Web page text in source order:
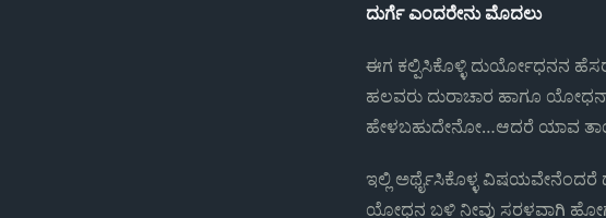
ದುರ್ಗೆ ಎಂದರೇನು ಮೊದಲು
ಈಗ ಕಲ್ಪಿಸಿಕೊಳ್ಳಿ ದುರ್ಯೋಧನನ
ಹಲವರು ದುರಾಚಾರ ಹಾಗೂ
ಹೇಳಬಹುದೇನೋ…ಆದರೆ ಯಾವ
ಇಲ್ಲಿ ಅರ್ಥೈಸಿಕೊಳ್ಳ
ಯೋಧನ ಬಳಿ ನೀವು ಸರಳವಾಗಿ